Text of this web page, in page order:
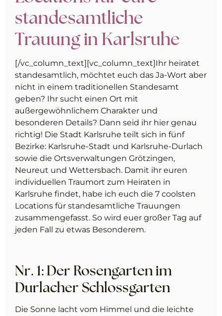
standesamtliche
Trauung in Karlsruhe
[/vc_column_text][vc_column_text] Ihr heiratet
standesamtlich, möchtet euch das Ja-Wort aber
nicht in einem traditionellen Standesamt
geben? Ihr sucht einen Ort mit
außergewöhnlichem Charakter und
besonderen Details? Dann seid ihr hier genau
richtig! Die Stadt Karlsruhe teilt sich in fünf
Bezirke: Karlsruhe-Stadt und Karlsruhe-Durlach
sowie die Ortsverwaltungen Grötzingen,
Neureut und Wettersbach. Damit ihr euren
individuellen Traumort zum Heiraten in
Karlsruhe findet, habe ich euch die 7 coolsten
Locations für standesamtliche Trauungen
zusammengefasst. So wird euer großer Tag auf
jeden Fall zu etwas Besonderem.
Nr. 1: Der Rosengarten im
Durlacher Schlossgarten
Die Sonne lacht vom Himmel und die leichte